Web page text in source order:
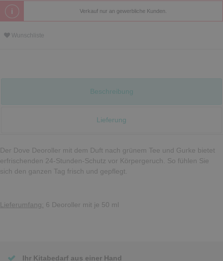
Verkauf nur an gewerbliche Kunden.
Wunschliste
Beschreibung
Lieferung
Der Dove Deoroller mit dem Duft nach grünem Tee und Gurke bietet
erfrischenden 24-Stunden-Schutz vor Körpergeruch. So fühlen Sie
sich den ganzen Tag frisch und gepflegt.
Lieferumfang: 6 Deoroller mit je 50 ml
Ihr Kitabedarf aus einer Hand